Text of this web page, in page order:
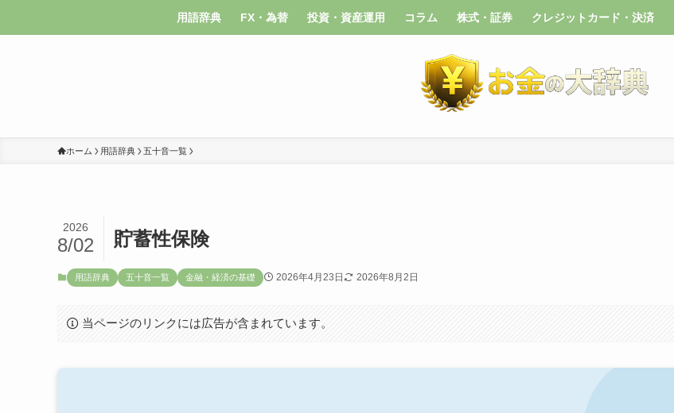
用語辞典 FX・為替 投資・資産運用 コラム 株式・証券 クレジットカード・決済
ホーム 用語辞典 五十音一覧
貯蓄性保険
2026
8/02
用語辞典 五十音一覧 金融・経済の基礎 2026年4月23日 2026年8月2日
当ページのリンクには広告が含まれています。